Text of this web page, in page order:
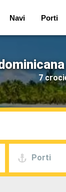
Navi Porti
7
Porti